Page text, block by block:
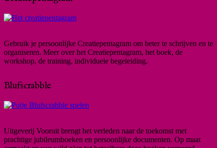
Gebruik je persoonlijke Creatiepentagram om beter te schrijven en te
organiseren. Meer over het Creatiepentagram, het boek, de
workshop, de training, individuele begeleiding.
Blufscrabble
Uitgeverij Vooruit brengt het verleden naar de toekomst met
prachtige jubileumboeken en persoonlijke documenten. Op maat